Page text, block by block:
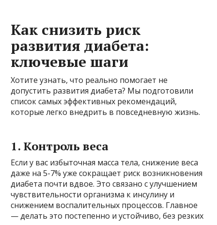
Как снизить риск
развития диабета:
ключевые шаги
Хотите узнать, что реально помогает не
допустить развития диабета? Мы подготовили
список самых эффективных рекомендаций,
которые легко внедрить в повседневную жизнь.
1. Контроль веса
Если у вас избыточная масса тела, снижение веса
даже на 5-7% уже сокращает риск возникновения
диабета почти вдвое. Это связано с улучшением
чувствительности организма к инсулину и
снижением воспалительных процессов. Главное
— делать это постепенно и устойчиво, без резких